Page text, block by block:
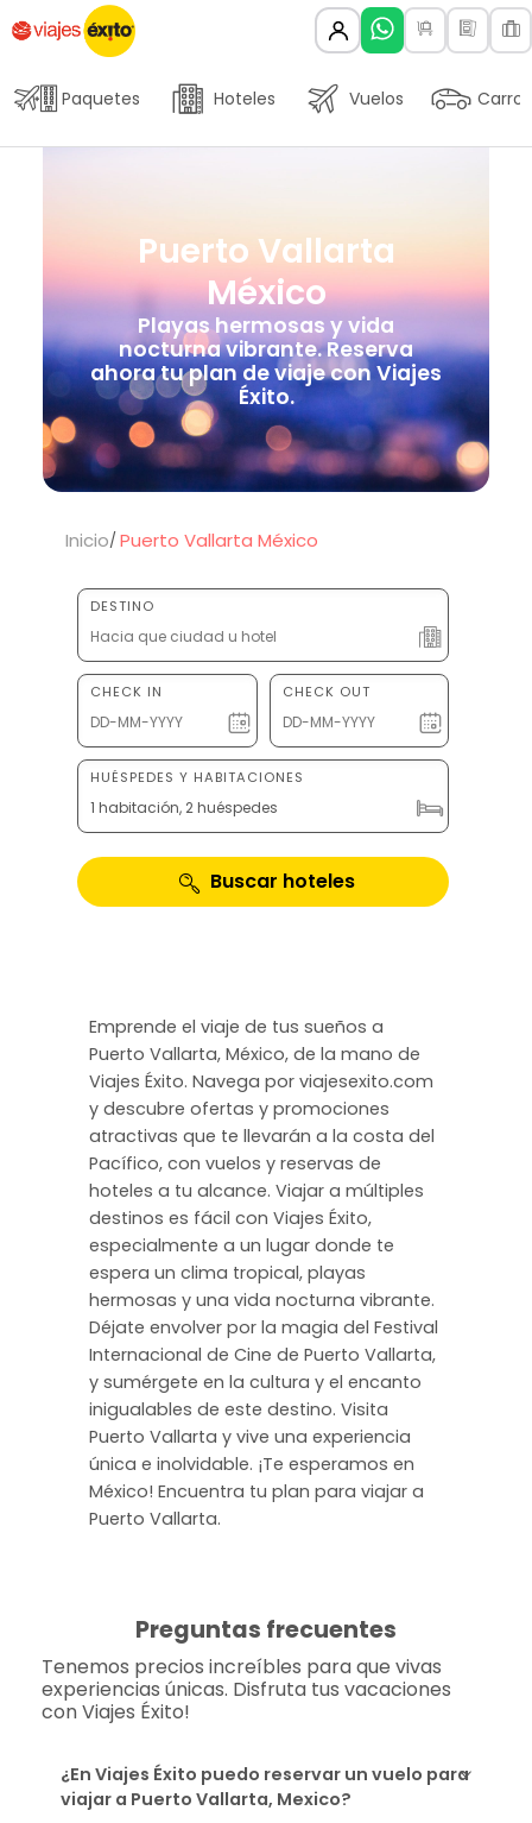
Paquetes Hoteles Vuelos Carros
Puerto Vallarta
México
Playas hermosas y vida
nocturna vibrante. Reserva
ahora tu plan de viaje con Viajes
Éxito.
Inicio Puerto Vallarta México
DESTINO
CHECK IN CHECK OUT
HUÉSPEDES Y HABITACIONES
1 habitación, 2 huéspedes
Buscar hoteles
Emprende el viaje de tus sueños a
Puerto Vallarta, México, de la mano de
Viajes Éxito. Navega por viajesexito.com
y descubre ofertas y promociones
atractivas que te llevarán a la costa del
Pacífico, con vuelos y reservas de
hoteles a tu alcance. Viajar a múltiples
destinos es fácil con Viajes Éxito,
especialmente a un lugar donde te
espera un clima tropical, playas
hermosas y una vida nocturna vibrante.
Déjate envolver por la magia del Festival
Internacional de Cine de Puerto Vallarta,
y sumérgete en la cultura y el encanto
inigualables de este destino. Visita
Puerto Vallarta y vive una experiencia
única e inolvidable. ¡Te esperamos en
México! Encuentra tu plan para viajar a
Puerto Vallarta.
Preguntas frecuentes
Tenemos precios increíbles para que vivas
experiencias únicas. Disfruta tus vacaciones
con Viajes Éxito!
¿En Viajes Éxito puedo reservar un vuelo para
viajar a Puerto Vallarta, Mexico?